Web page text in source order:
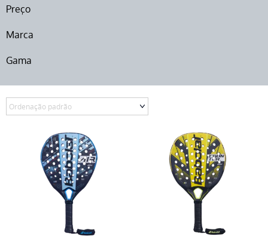
Preço
Marca
Gama